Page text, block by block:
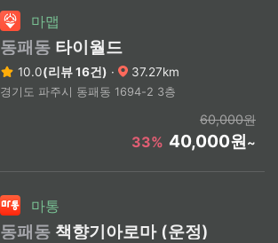
마맵
동패동 타이월드
10.0(리뷰 16건) · 37.27km
경기도 파주시 동패동 1694-2 3층
60,000원
33% 40,000원~
마통
동패동 책향기아로마 (운정)